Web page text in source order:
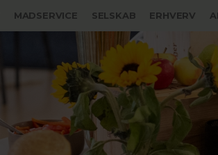
MADSERVICE SELSKAB ERHVERV